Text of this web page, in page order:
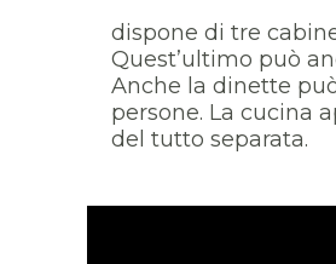
dispone di tre
Quest’ultimo può
Anche la dinette
persone. La cucina
del tutto separata.